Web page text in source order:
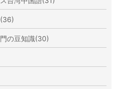
の豆知識(30)